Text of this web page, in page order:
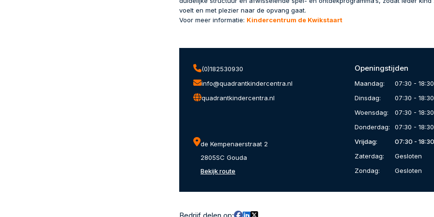
voelt en met plezier naar de opvang gaat.
Voor meer informatie: Kindercentrum de Kwikstaart
(0)182530930
info@quadrantkindercentra.nl
quadrantkindercentra.nl
de Kempenaerstraat 2
2805SC Gouda
Bekijk route
Openingstijden
Maandag:
07:30 - 18:30
Dinsdag:
07:30 - 18:30
Woensdag:
07:30 - 18:30
Donderdag:
07:30 - 18:30
Vrijdag:
07:30 - 18:30
Zaterdag:
Gesloten
Zondag:
Gesloten